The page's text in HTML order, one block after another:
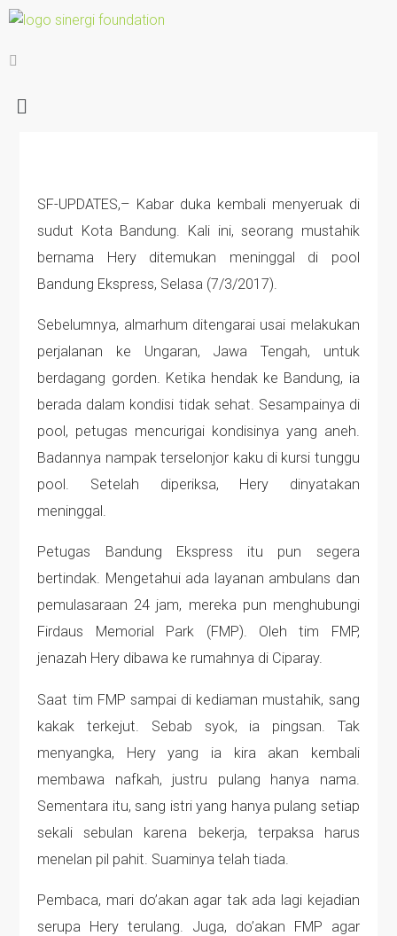
SF-UPDATES,– Kabar duka kembali menyeruak di
sudut Kota Bandung. Kali ini, seorang mustahik
bernama Hery ditemukan meninggal di pool
Bandung Ekspress, Selasa (7/3/2017).
Sebelumnya, almarhum ditengarai usai melakukan
perjalanan ke Ungaran, Jawa Tengah, untuk
berdagang gorden. Ketika hendak ke Bandung, ia
berada dalam kondisi tidak sehat. Sesampainya di
pool, petugas mencurigai kondisinya yang aneh.
Badannya nampak terselonjor kaku di kursi tunggu
pool. Setelah diperiksa, Hery dinyatakan
meninggal.
Petugas Bandung Ekspress itu pun segera
bertindak. Mengetahui ada layanan ambulans dan
pemulasaraan 24 jam, mereka pun menghubungi
Firdaus Memorial Park (FMP). Oleh tim FMP,
jenazah Hery dibawa ke rumahnya di Ciparay.
Saat tim FMP sampai di kediaman mustahik, sang
kakak terkejut. Sebab syok, ia pingsan. Tak
menyangka, Hery yang ia kira akan kembali
membawa nafkah, justru pulang hanya nama.
Sementara itu, sang istri yang hanya pulang setiap
sekali sebulan karena bekerja, terpaksa harus
menelan pil pahit. Suaminya telah tiada.
Pembaca, mari do’akan agar tak ada lagi kejadian
serupa Hery terulang. Juga, do’akan FMP agar